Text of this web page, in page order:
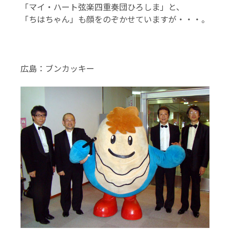
「マイ・ハート弦楽四重奏団ひろしま」と、
「ちはちゃん」も顔をのぞかせていますが・・・。
広島：ブンカッキー